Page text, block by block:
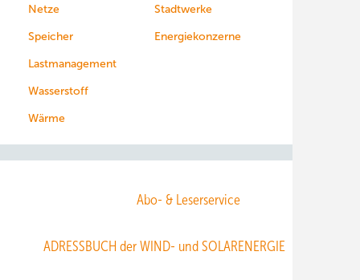
Netze
Speicher
Lastmanagement
Wasserstoff
Wärme
Stadtwerke
Energiekonzerne
Abo- & Leserservice
ADRESSBUCH der WIND- und SOLARENERGIE